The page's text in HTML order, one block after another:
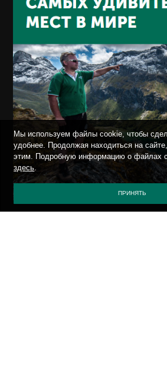
Мы используем файлы cookie, чтобы
удобнее. Продолжая находиться на
этим. Подробную информацию о файлах
здесь.
ПРИНЯТЬ